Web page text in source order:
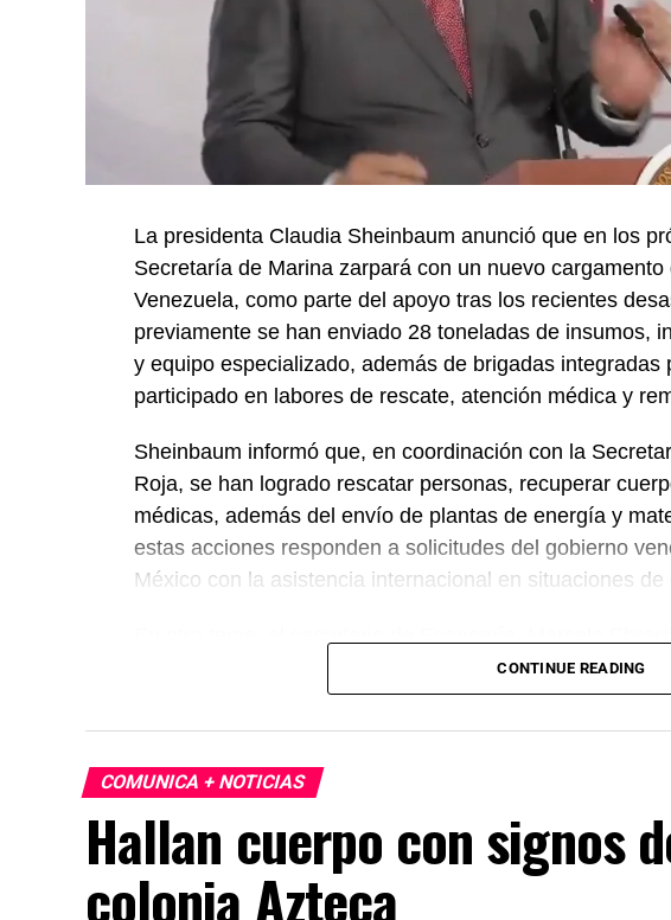
La presidenta Claudia Sheinbaum anunció que en los
Secretaría de Marina zarpará con un nuevo
Venezuela, como parte del apoyo tras los recientes
previamente se han enviado 28 toneladas de insumos,
y equipo especializado, además de brigadas integradas
participado en labores de rescate, atención médica y
Sheinbaum informó que, en coordinación con la
Roja, se han logrado rescatar personas, recuperar
médicas, además del envío de plantas de energía y
estas acciones responden a solicitudes del gobierno
México con la asistencia internacional en situaciones de
México, Estados Unidos y Canadá (T-MEC) se
certidumbre a inversionistas, pese a los procesos de
presidenta afirmó que el peso mexicano se mantiene
país es seguro para visitantes, tras los recientes
celebraciones en la capital.
CONTINUE READING
COMUNICA + NOTICIAS
Hallan cuerpo con signos
colonia Azteca